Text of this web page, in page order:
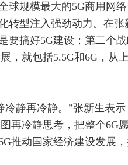
球规模最大的5G商用网
转型注入强劲动力。在
要搞好5G建设；第二个
，就包括5.5G和6G，从
冷静再冷静。”张新生表
再冷静思考，把整个6G
推动国家经济建设发展